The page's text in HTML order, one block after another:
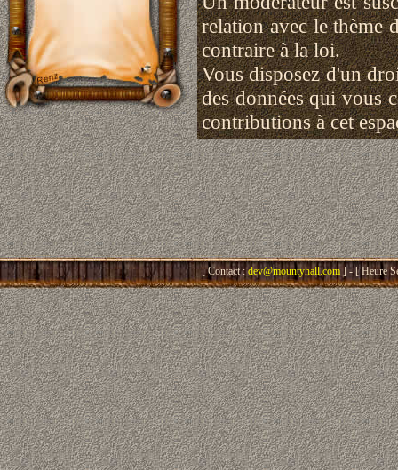
relation avec le thème
contraire à la loi.
Vous disposez d'un
des données qui vous
contributions à cet
[ Contact : dev@mountyhall.com ] - [ Heure